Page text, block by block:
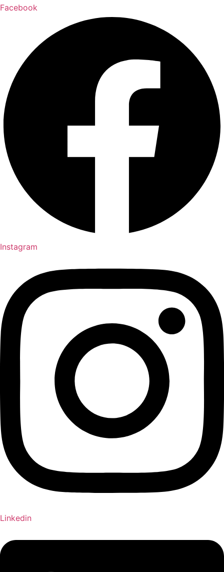
Facebook
Instagram
Linkedin